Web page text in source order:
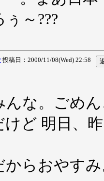
～???
投稿日：2000/11/08(Wed) 22:58
んな。ごめ
ど 明日、
からおやす